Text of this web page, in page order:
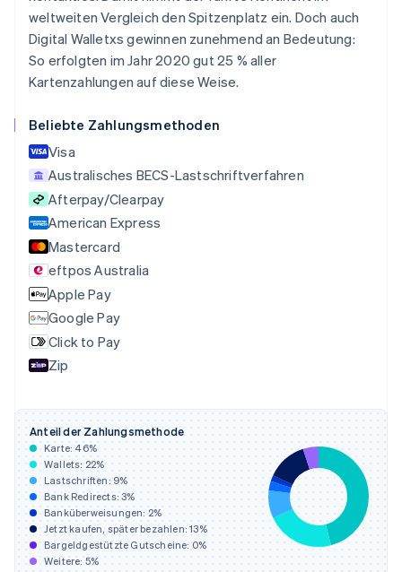
weltweiten Vergleich den Spitzenplatz ein. Doch auch
Digital Walletxs gewinnen zunehmend an Bedeutung:
So erfolgten im Jahr 2020 gut 25 % aller
Kartenzahlungen auf diese Weise.
Beliebte Zahlungsmethoden
Visa
Australisches BECS-Lastschriftverfahren
Afterpay/Clearpay
American Express
Mastercard
eftpos Australia
Apple Pay
Google Pay
Click to Pay
Zip
Anteil der Zahlungsmethode
Karte: 46%
Wallets: 22%
Lastschriften: 9%
Bank Redirects:3%
Banküberweisungen: 2%
Jetzt kaufen, später bezahlen:13%
Bargeldgestützte Gutscheine: 0%
Weitere: 5%
NederlandsFrançaisDeutschEnglish
Brasilien
Português English
Bulgarien
English
English
Deutschland
Estland
English
Festlandchina
English
Finnland
English Svenska
Frankreich
Français English
Gibraltar
English
Griechenland
English
Irland
English
Italien
ItalianoEnglish
Japan
日本語English
Kanada
EnglishFrançais